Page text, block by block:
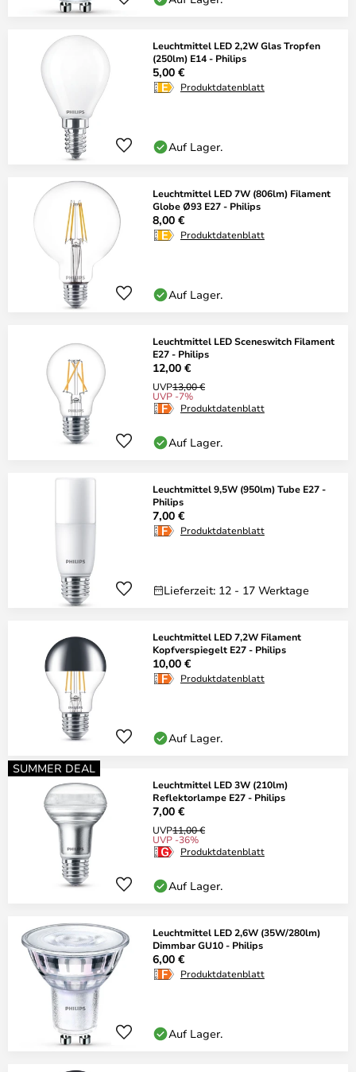
Leuchtmittel LED 2,2W Glas Tropfen
(250lm) E14 - Philips
5,00 €
Produktdatenblatt
Auf Lager.
Leuchtmittel LED 7W (806lm) Filament
Globe Ø93 E27 - Philips
8,00 €
Produktdatenblatt
Auf Lager.
Leuchtmittel LED Sceneswitch Filament
E27 - Philips
12,00 €
UVP13,00 €
UVP -7%
Produktdatenblatt
Auf Lager.
Leuchtmittel 9,5W (950lm) Tube E27 -
Philips
7,00 €
Produktdatenblatt
Lieferzeit: 12 - 17 Werktage
Leuchtmittel LED 7,2W Filament
Kopfverspiegelt E27 - Philips
10,00 €
Produktdatenblatt
Auf Lager.
SUMMER DEAL
Leuchtmittel LED 3W (210lm)
Reflektorlampe E27 - Philips
7,00 €
UVP11,00 €
UVP -36%
Produktdatenblatt
Auf Lager.
Leuchtmittel LED 2,6W (35W/280lm)
Dimmbar GU10 - Philips
6,00 €
Produktdatenblatt
Auf Lager.